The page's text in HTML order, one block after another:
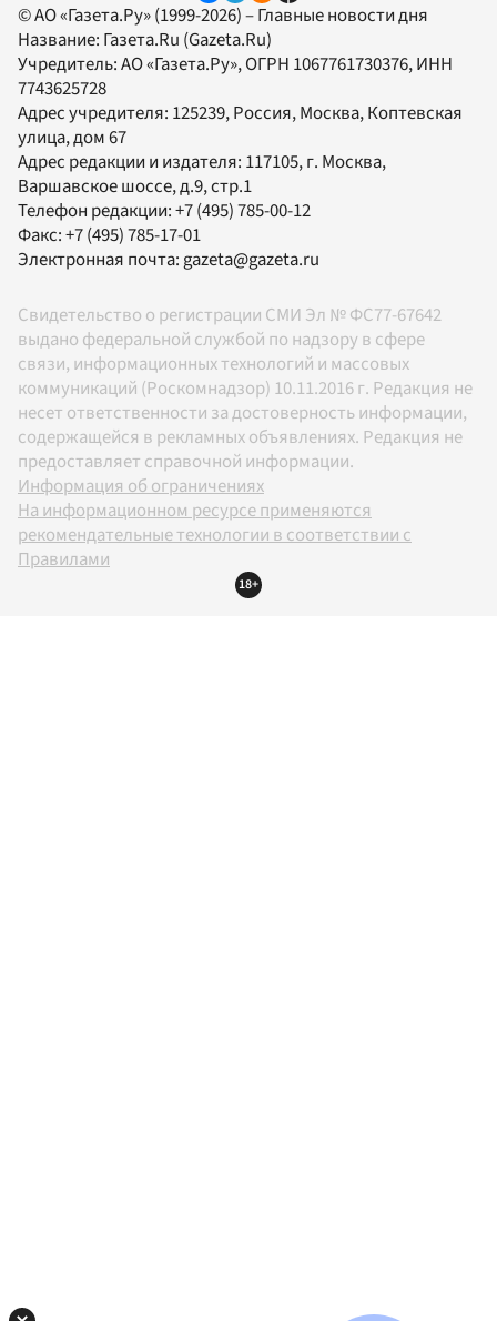
© АО «Газета.Ру» (1999-2026) – Главные новости дня
Название: Газета.Ru (Gazeta.Ru)
Учредитель:АО «Газета.Ру», ОГРН 1067761730376, ИНН
7743625728
Адрес учредителя: 125239, Россия, Москва, Коптевская
улица, дом 67
Адрес редакции и издателя: 117105, г. Москва,
Варшавское шоссе, д.9, стр.1
Телефон редакции:+7 (495) 785-00-12
Факс:+7 (495) 785-17-01
Электронная почта: gazeta@gazeta.ru
Свидетельство о регистрации СМИ Эл № ФС77-67642
выдано федеральной службой по надзору в сфере
связи, информационных технологий и массовых
коммуникаций (Роскомнадзор) 10.11.2016 г. Редакция не
несет ответственности за достоверность информации,
содержащейся в рекламных объявлениях. Редакция не
предоставляет справочной информации.
Информация об ограничениях
На информационном ресурсе применяются
рекомендательные технологии в соответствии с
Правилами
18+